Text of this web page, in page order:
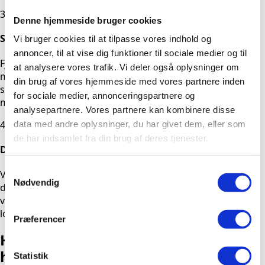
Denne hjemmeside bruger cookies
Vi bruger cookies til at tilpasse vores indhold og
annoncer, til at vise dig funktioner til sociale medier og til
at analysere vores trafik. Vi deler også oplysninger om
din brug af vores hjemmeside med vores partnere inden
for sociale medier, annonceringspartnere og
analysepartnere. Vores partnere kan kombinere disse
data med andre oplysninger, du har givet dem, eller som
de har indsamlet fra din brug af deres tjenester.
Samtykkevalg
Nødvendig
Præferencer
Statistik
3
Sanering
Fjernelse af elastiske fuger og andre forurenede
materialer kræver stor forsigtighed for at undgå
spredning af giftigt støv. Vi arbejder i afskærmede zoner
med specialværktøj og kraftige HEPA-støvsugere.
4
Dokumentation & aflevering
Vi afslutter med en grundig rengøring og leverer en
detaljeret slutrapport. Rapporten indeholder officielle
vejesedler, som er dit bevis over for myndighederne på en
lovlig og korrekt bortskaffelse.
Hvorfor lade Dansk-Skimmel A/S
håndtere opgaven?